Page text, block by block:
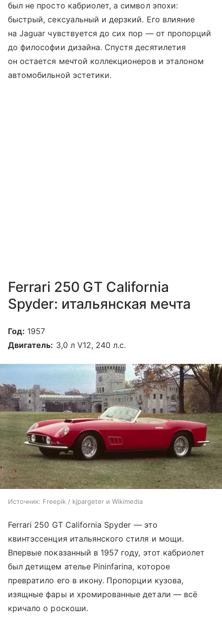
был не просто кабриолет, а символ эпохи:
быстрый, сексуальный и дерзкий. Его влияние
на Jaguar чувствуется до сих пор — от пропорций
до философии дизайна. Спустя десятилетия
он остается мечтой коллекционеров и эталоном
автомобильной эстетики.
Ferrari 250 GT California
Spyder: итальянская мечта
Год: 1957
Двигатель: 3,0 л V12, 240 л.с.
Источник: Freepik / kjpargeter и Wikimedia
Ferrari 250 GT California Spyder — это
квинтэссенция итальянского стиля и мощи.
Впервые показанный в 1957 году, этот кабриолет
был детищем ателье Pininfarina, которое
превратило его в икону. Пропорции кузова,
изящные фары и хромированные детали — всё
кричало о роскоши.